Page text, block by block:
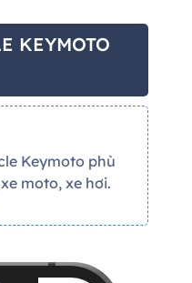
KEYMOTO
Keymoto phù
moto, xe hơi.